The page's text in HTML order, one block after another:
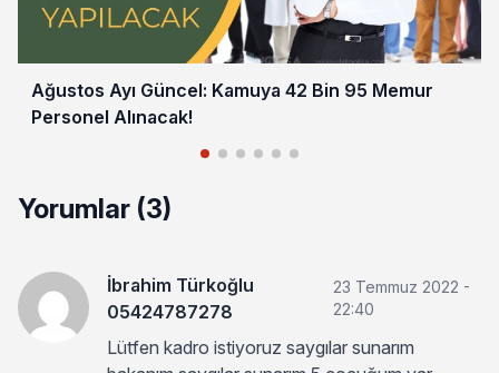
Ağustos Ayı Güncel: Kamuya 42 Bin 95 Memur
Personel Alınacak!
Yorumlar (3)
İbrahim Türkoğlu
05424787278
23 Temmuz 2022 -
22:40
Lütfen kadro istiyoruz saygılar sunarım